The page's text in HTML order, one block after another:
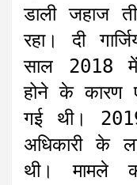
डाली जहाज
रहा। दी
साल 2018
होने के कारण
गई थी।
अधिकारी के
थी। मामले